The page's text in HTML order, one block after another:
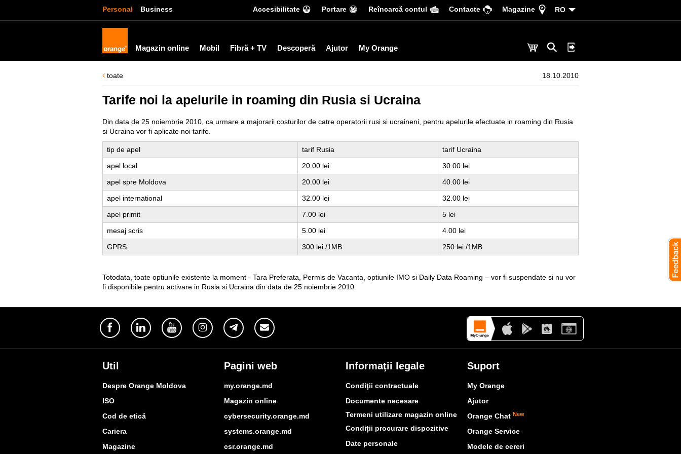
Personal Business Accesibilitate Portare Reîncarcă contul Сontacte Magazine RO
Magazin online Mobil Fibră + TV Descoperă Ajutor My Orange
toate 18.10.2010
Tarife noi la apelurile in roaming din Rusia si Ucraina
Din data de 25 noiembrie 2010, ca urmare a majorarii costurilor de catre operatorii rusi si ucraineni, pentru apelurile efectuate in roaming din Rusia
si Ucraina vor fi aplicate noi tarife.
tip de apel tarif Rusia
tarif Ucraina
apel local
20.00 lei
30.00 lei
apel spre Moldova
20.00 lei
40.00 lei
apel international
32.00 lei
32.00 lei
apel primit
7.00 lei
5 lei
mesaj scris
5.00 lei
4.00 lei
GPRS
300 lei /1MB 250 lei /1MB
Totodata, toate optiunile existente la moment - Tara Preferata, Permis de Vacanta, optiunile IMO si Daily Data Roaming – vor fi suspendate si nu vor
fi disponibile pentru activare in Rusia si Ucraina din data de 25 noiembrie 2010.
Util
Despre Orange Moldova
ISO
Cod de etică
Cariera
Magazine
Pagini web
my.orange.md
Magazin online
cybersecurity.orange.md
systems.orange.md
csr.orange.md
Informaţii legale
Condiţii contractuale
Documente necesare
Termeni utilizare magazin online
Condiții procurare dispozitive
Date personale
Suport
My Orange
Ajutor
Orange Chat New
Orange Service
Modele de cereri